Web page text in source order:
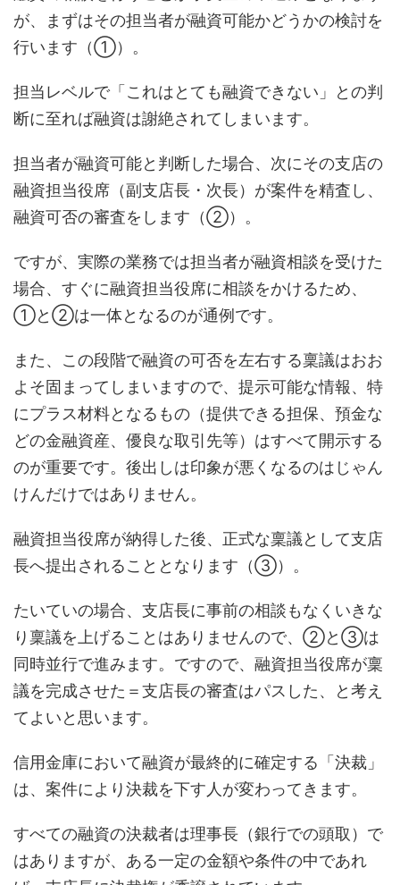
が、まずはその担当者が融資可能かどうかの検討を
行います（①）。
担当レベルで「これはとても融資できない」との判
断に至れば融資は謝絶されてしまいます。
担当者が融資可能と判断した場合、次にその支店の
融資担当役席（副支店長・次長）が案件を精査し、
融資可否の審査をします（②）。
ですが、実際の業務では担当者が融資相談を受けた
場合、すぐに融資担当役席に相談をかけるため、
①と②は一体となるのが通例です。
また、この段階で融資の可否を左右する稟議はおお
よそ固まってしまいますので、提示可能な情報、特
にプラス材料となるもの（提供できる担保、預金な
どの金融資産、優良な取引先等）はすべて開示する
のが重要です。後出しは印象が悪くなるのはじゃん
けんだけではありません。
融資担当役席が納得した後、正式な稟議として支店
長へ提出されることとなります（③）。
たいていの場合、支店長に事前の相談もなくいきな
り稟議を上げることはありませんので、②と③は
同時並行で進みます。ですので、融資担当役席が稟
議を完成させた＝支店長の審査はパスした、と考え
てよいと思います。
信用金庫において融資が最終的に確定する「決裁」
は、案件により決裁を下す人が変わってきます。
すべての融資の決裁者は理事長（銀行での頭取）で
はありますが、ある一定の金額や条件の中であれ